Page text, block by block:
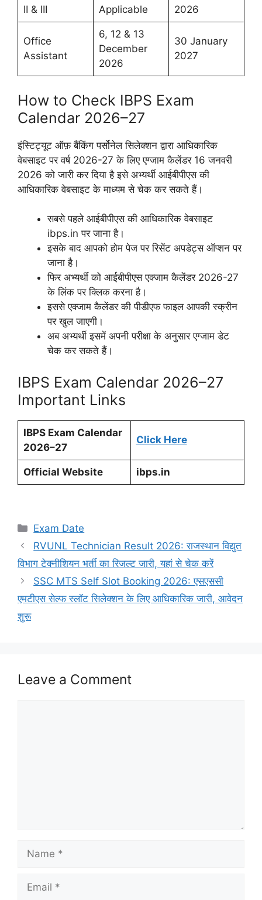
II & III
Applicable
2026
Office
Assistant
6, 12 & 13
December
2026
30 January
2027
How to Check IBPS Exam
Calendar 2026–27
इंस्टिट्यूट ऑफ़ बैंकिंग पर्सोनेल सिलेक्शन द्वारा आधिकारिक
वेबसाइट पर वर्ष 2026-27 के लिए एग्जाम कैलेंडर 16 जनवरी
2026 को जारी कर दिया है इसे अभ्यर्थी आईबीपीएस की
आधिकारिक वेबसाइट के माध्यम से चेक कर सकते हैं।
सबसे पहले आईबीपीएस की आधिकारिक वेबसाइट
ibps.in पर जाना है।
इसके बाद आपको होम पेज पर रिसेंट अपडेट्स ऑप्शन पर
जाना है।
फिर अभ्यर्थी को आईबीपीएस एक्जाम कैलेंडर 2026-27
के लिंक पर क्लिक करना है।
इससे एक्जाम कैलेंडर की पीडीएफ फाइल आपकी स्क्रीन
पर खुल जाएगी।
अब अभ्यर्थी इसमें अपनी परीक्षा के अनुसार एग्जाम डेट
चेक कर सकते हैं।
IBPS Exam Calendar 2026–27
Important Links
IBPS Exam Calendar
2026–27
Click Here
Official Website ibps.in
Categories
Exam Date
RVUNL Technician Result 2026: राजस्थान विद्युत
विभाग टेक्नीशियन भर्ती का रिजल्ट जारी, यहां से चेक करें
SSC MTS Self Slot Booking 2026: एसएससी
एमटीएस सेल्फ स्लॉट सिलेक्शन के लिए आधिकारिक जारी, आवेदन
शुरू
Leave a Comment
Name
Email